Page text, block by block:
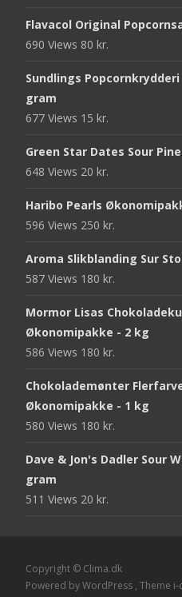
Flavacol Original
690 Views 80 kr.
Sundlings Popcornkrydderi
gram
677 Views 15 kr.
Green Star Dates Sour
648 Views 20 kr.
Haribo Pearls
596 Views 250 kr.
Aroma Slikblanding Sur
587 Views 180 kr.
Mormor Lisas
Økonomipakke - 2 kg
586 Views 180 kr.
Chokolademønter
Økonomipakke - 1 kg
580 Views 180 kr.
Dave & Jon's Dadler Sour
gram
511 Views 20 kr.
Copyright © Clima.dk
Powered by WordPress , Theme i-